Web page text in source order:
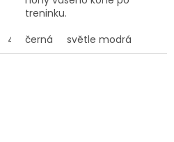
44
treninku.
černá
světle modrá